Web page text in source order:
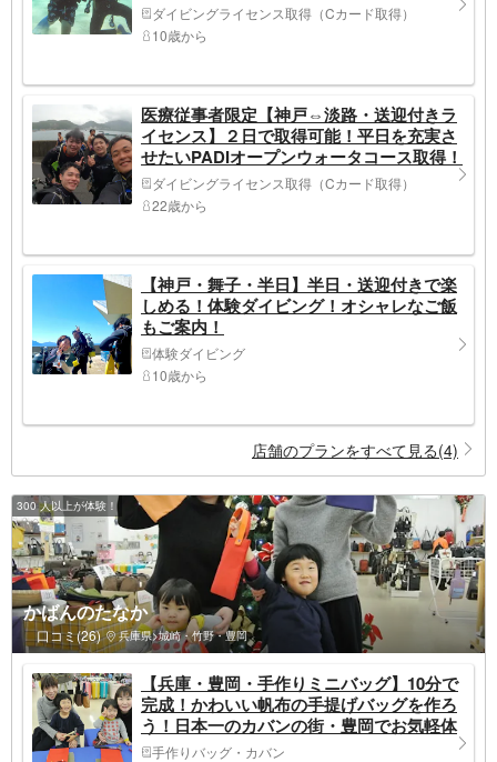
ダイビングライセンス取得（Cカード取得）
10歳から
医療従事者限定【神戸⇔淡路・送迎付きラ
イセンス】２日で取得可能！平日を充実さ
せたいPADIオープンウォータコース取得！
ダイビングライセンス取得（Cカード取得）
22歳から
【神戸・舞子・半日】半日・送迎付きで楽
しめる！体験ダイビング！オシャレなご飯
もご案内！
体験ダイビング
10歳から
店舗のプランをすべて見る(4)
300 人以上が体験！
かばんのたなか
口コミ(26) 兵庫県>城崎・竹野・豊岡
【兵庫・豊岡・手作りミニバッグ】10分で
完成！かわいい帆布の手提げバッグを作ろ
う！日本一のカバンの街・豊岡でお気軽体
験手作りバッグ・カバン